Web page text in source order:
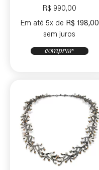
R$ 990,00
Em até 5x de R$ 198,00
sem juros
comprar